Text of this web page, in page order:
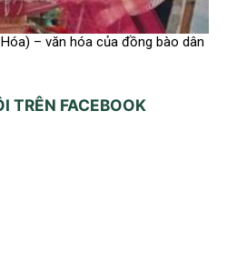
– văn hóa của đồng bào dân
TRÊN FACEBOOK